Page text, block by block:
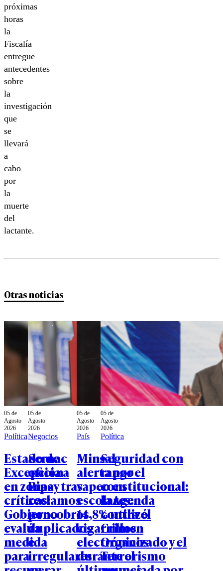
próximas
horas
la
Fiscalía
entregue
antecedentes
sobre
la
investigación
que
se
llevará
a
cabo
por
la
muerte
del
lactante.
Otras noticias
05 de
Agosto
2026
Política
Estado de
Excepción
en zonas
críticas:
Gobierno
evalúa
medida
para
05 de
Agosto
2026
Negocios
Sernac
oficia a
Bipay tras
reclamos
por cobros
duplicados
e
irregulares
05 de
Agosto
2026
País
Minsal
alerta por el
vapeo en
escolares:
14,8% utilizó
cigarrillos
electrónicos
durante el
05 de
Agosto
2026
Política
Seguridad con
rango
constitucional:
la Agenda
contra el
Crimen
Organizado y el
Terrorismo